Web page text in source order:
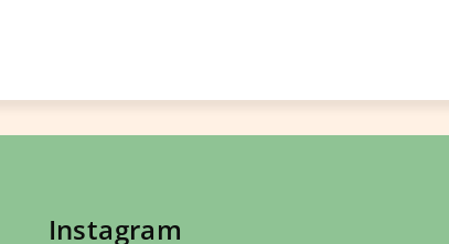
Instagram